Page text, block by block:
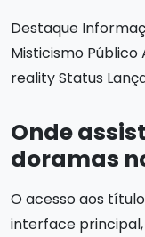
Destaque
Misticismo
reality Status
Onde
doramas
O acesso aos
interface